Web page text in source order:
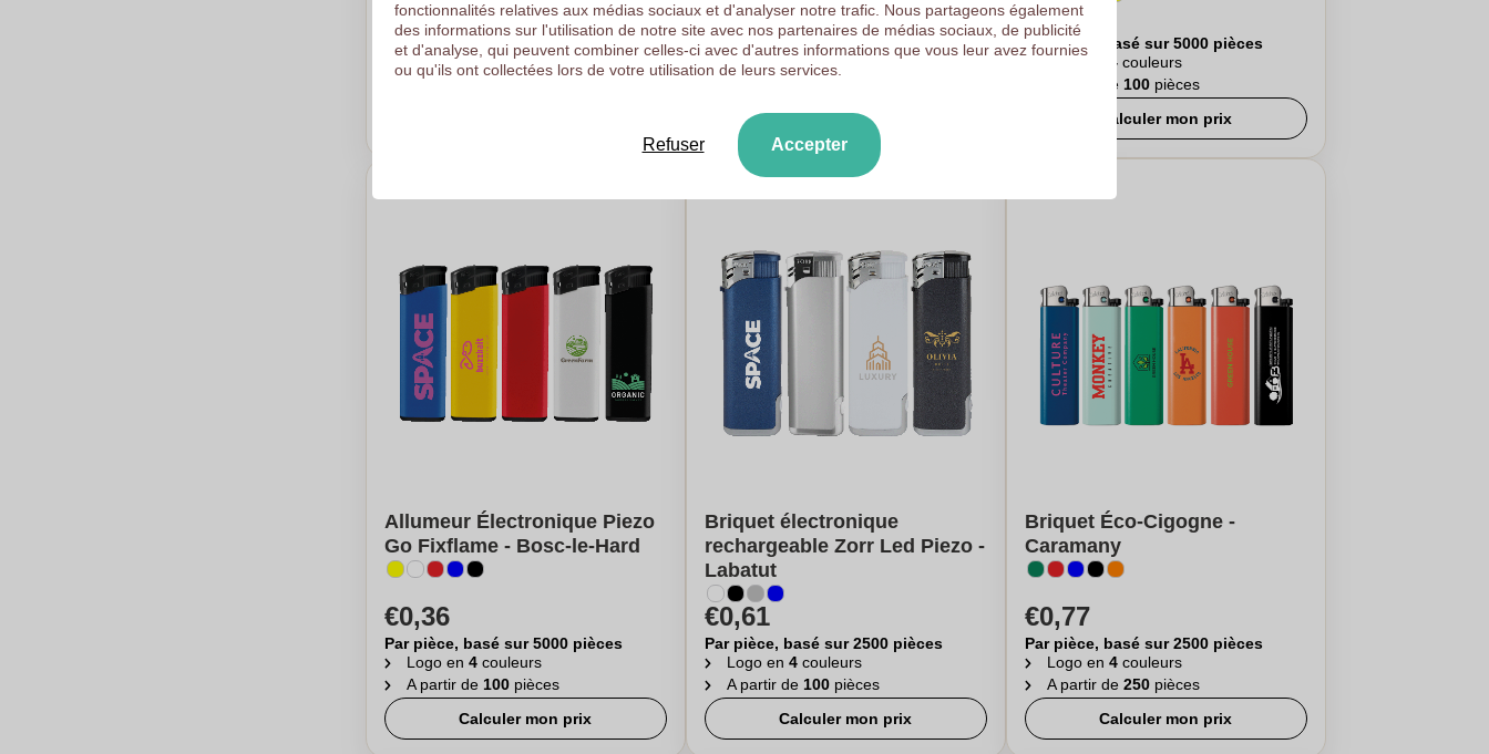
€0,32
Par pièce, basé sur 5000 pièces
Logo en
4couleurs
A partir de
€0,36
Par pièce, basé sur 5000 pièces
Logo en
couleurs
Calculer mon prix
€0,34
Par pièce, basé sur 5000 pièces
4couleurs
A partir de 100pièces
Calculer mon prix
Allumeur Électronique Piezo
Go Fixflame - Bosc-le-Hard
€0,36
Par pièce, basé sur 5000 pièces
Logo en 4 couleurs
A partir de 100 pièces
Calculer mon prix
Briquet électronique
rechargeable Zorr Led Piezo -
Labatut
€0,61
Par pièce, basé sur 2500 pièces
Logo en 4couleurs
A partir de 100pièces
Calculer mon prix
Briquet Éco-Cigogne -
Caramany
€0,77
Par pièce, basé sur 2500 pièces
Logo en 4couleurs
A partir de 250pièces
Calculer mon prix
fonctionnalités relatives aux médias sociaux et d'analyser notre trafic. Nous partageons également
des informations sur l'utilisation de notre site avec nos partenaires de médias sociaux, de publicité
et d'analyse, qui peuvent combiner celles-ci avec d'autres informations que vous leur avez fournies
ou qu'ils ont collectées lors de votre utilisation de leurs services.
Refuser Accepter